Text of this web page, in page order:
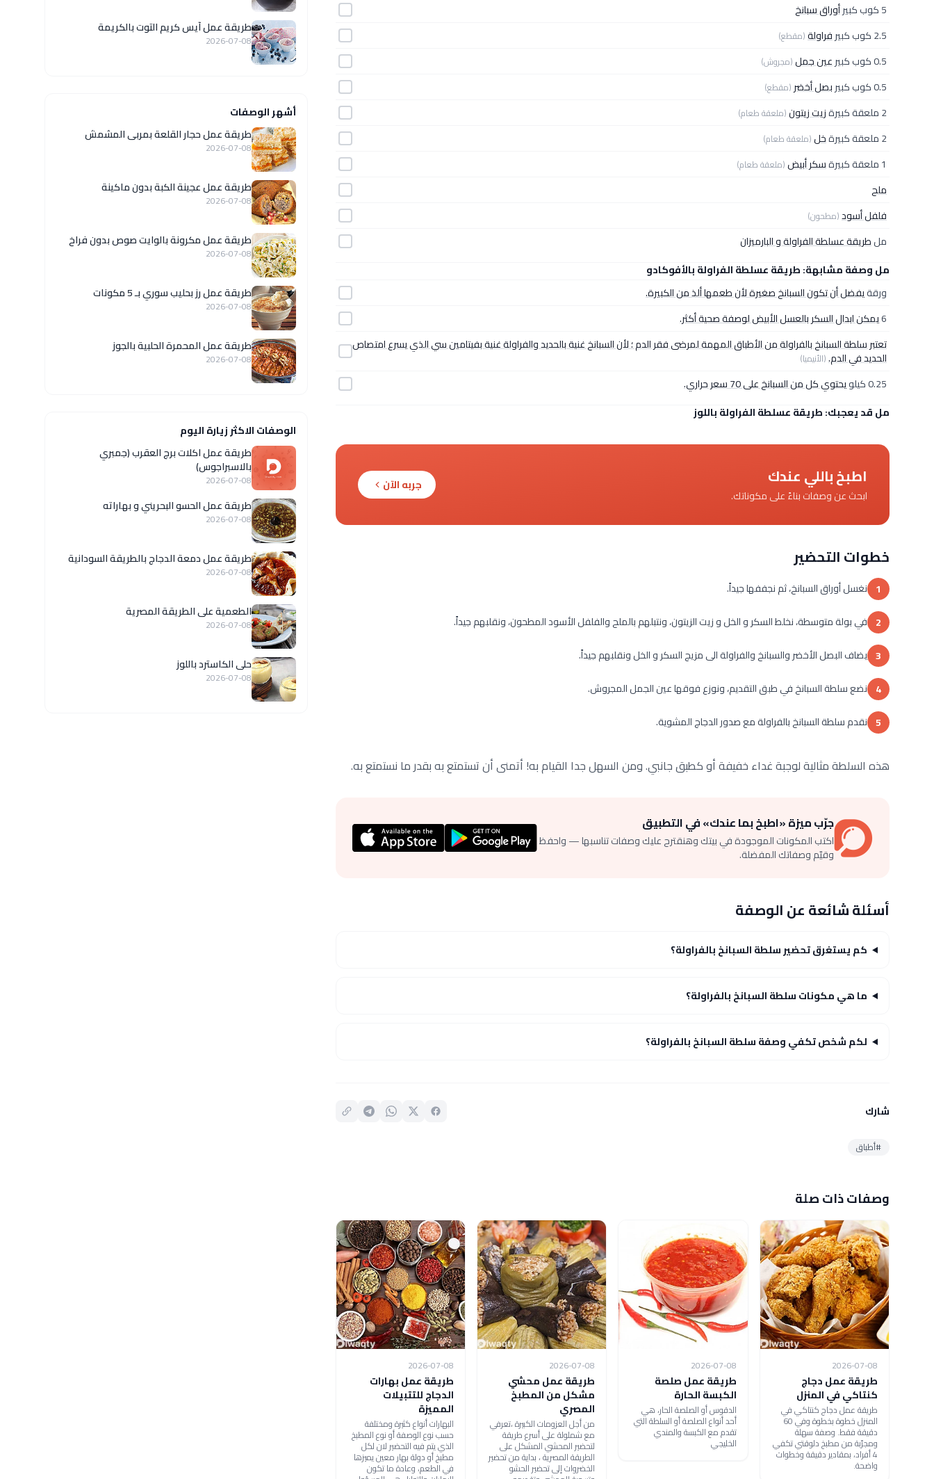
5 كوب كبير
أوراق سبانخ
2.5 كوب كبير
فراولة(مقطع)
0.5 كوب كبير عين جمل(مجروش)
0.5 كوب كبير بصل أخضر (مقطع)
2 ملعقة كبيرة زيت زيتون(ملعقة طعام)
2 ملعقة كبيرة خل(ملعقة طعام)
1 ملعقة كبيرة سكر أبيض(ملعقة طعام)
ملح
فلفل أسود(مطحون)
ملطريقة عسلطة الفراولة و البارميزان
مل وصفة مشابهة: طريقة عسلطة الفراولة بالأفوكادو
ورقةيفضل أن تكون السبانخ صغيرة لأن طعمها ألذ من الكبيرة.
6يمكن ابدال السكر بالعسل الأبيض لوصفة صحية أكثر.
تعتبر سلطة السبانخ بالفراولة من الأطباق المهمة لمرضى فقر الدم ؛ لأن السبانخ غنية بالحديد والفراولة غنية بفيتامين سي الذي يسرع امتصاص
الحديد في الدم.(الأنيميا)
0.25 كيلو
يحتوي كل من السبانخ على 70 سعر حراري.
مل قد يعجبك: طريقة عسلطة الفراولة باللوز
اطبخ باللي عندك
ابحث عن وصفات بناءً على مكوناتك.
جربه الآن
خطوات التحضير
1 نغسل أوراق السبانخ، ثم نجففها جيداً.
2 في بولة متوسطة، نخلط السكر و الخل و زيت الزيتون، ونتبلهم بالملح والفلفل الأسود المطحون، ونقلبهم جيداً.
3 يضاف البصل الأخضر والسبانخ والفراولة الى مزيج السكر و الخل ونقلبهم جيداً.
4 نضع سلطة السبانخ في طبق التقديم، ونوزع فوقها عين الجمل المجروش.
5 نقدم سلطة السبانخ بالفراولة مع صدور الدجاج المشوية.
هذه السلطة مثالية لوجبة غداء خفيفة أو كطبق جانبي. ومن السهل جدا القيام به! أتمنى أن تستمتع به بقدر ما نستمتع به.
جرّب ميزة «اطبخ بما عندك» في التطبيق
اكتب المكونات الموجودة في بيتك وهنقترح عليك وصفات تناسبها — واحفظ
وقيّم وصفاتك المفضلة.
أسئلة شائعة عن الوصفة
كم يستغرق تحضير سلطة السبانخ بالفراولة؟
ما هي مكونات سلطة السبانخ بالفراولة؟
لكم شخص تكفي وصفة سلطة السبانخ بالفراولة؟
شارك
#أطباق
وصفات ذات صلة
2026-07-08
طريقة عمل دجاج
كنتاكي في المنزل
طريقة عمل دجاج كنتاكي في
المنزل خطوة بخطوة وفي 60
دقيقة فقط. وصفة سهلة
ومجرّبة من مطبخ دلوقتي تكفي
4 أفراد، بمقادير دقيقة وخطوات
واضحة.
2026-07-08
طريقة عمل صلصة
الكبسة الحارة
الدقوس أو الصلصة الحار، هي
أحد أنواع الصلصة أو السلطة التي
تقدم مع الكبسة والمندي
الخليجي
2026-07-08
طريقة عمل محشي
مشكل من المطبخ
المصري
من أجل العزومات الكبيرة ،تعرفي
مع شملولة على أسرع طريقة
لتحضير المحشي المشكل على
الطريقة المصرية ، بداية من تحضير
الخضروات إلى تحضير الحشو
2026-07-08
طريقة عمل بهارات
الدجاج للتتبيلات
المميزة
البهارات أنواع كثيرة ومختلفة
حسب نوع الوصفة أو نوع المطبخ
الذي يتم فيه التحضير لان لكل
مطبخ أو دولة بهار معين يميزها
في الطعم، وعادة ما تكون
طريقة عمل آيس كريم التوت بالكريمة
2026-07-08
أشهر الوصفات
طريقة عمل حجار القلعة بمربى المشمش
2026-07-08
طريقة عمل عجينة الكبة بدون ماكينة
2026-07-08
طريقة عمل مكرونة بالوايت صوص بدون فراخ
2026-07-08
طريقة عمل رز بحليب سوري بـ 5 مكونات
2026-07-08
طريقة عمل المحمرة الحلبية بالجوز
2026-07-08
الوصفات الاكثر زيارة اليوم
طريقة عمل اكلات برج العقرب (جمبري
بالاسبراجوس)
2026-07-08
طريقة عمل الحسو البحريني و بهاراته
2026-07-08
طريقة عمل دمعة الدجاج بالطريقة السودانية
2026-07-08
الطعمية على الطريقة المصرية
2026-07-08
حلى الكاسترد باللوز
2026-07-08